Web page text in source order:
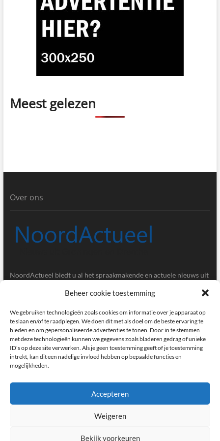
Beheer cookie toestemming
We gebruiken technologieën zoals cookies om informatie over je apparaat op
te slaan en/of te raadplegen. We doen dit met als doel om de beste ervaring te
bieden en om gepersonaliseerde advertenties te tonen. Door in te stemmen
met deze technologieën kunnen we gegevens zoals bladeren gedrag of unieke
ID's op deze site verwerken. Als je geen toestemming geeft of je toestemming
intrekt, kan dit een nadelige invloed hebben op bepaalde functies en
mogelijkheden.
Accepteren
Weigeren
Bekijk voorkeuren
Meest gelezen
Over ons
NoordActueel biedt u al het spraakmakende en actuele nieuws uit
Gegevens
Postbus 5020, 9700GA, Groningen
redactie@noordactueel.nl
| WordPress | © Copyright All right reserved